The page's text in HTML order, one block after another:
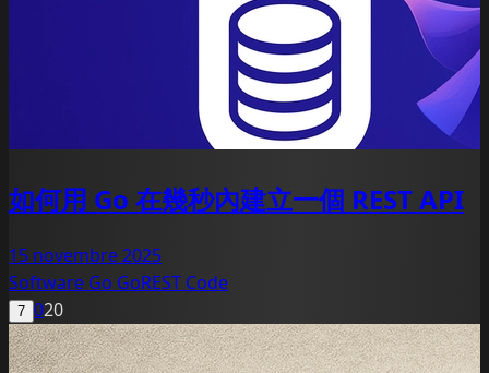
如何用 Go 在幾秒內建立一個 REST API
15 novembre 2025
Software Go GoREST Code
7 020